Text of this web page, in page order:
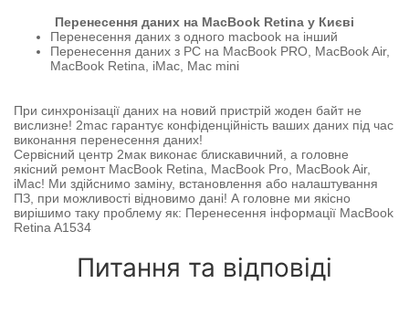
Перенесення даних на MacBook Retina у Києві
Перенесення даних з одного macbook на інший
Перенесення даних з PC на MacBook PRO, MacBook Air,
MacBook Retina, iMac, Mac mini
При синхронізації даних на новий пристрій жоден байт не
вислизне! 2mac гарантує конфіденційність ваших даних під час
виконання перенесення даних!
Сервісний центр 2мак виконає блискавичний, а головне
якісний ремонт MacBook Retina, MacBook Pro, MacBook Air,
iMac! Ми здійснимо заміну, встановлення або налаштування
ПЗ, при можливості відновимо дані! А головне ми якісно
вирішимо таку проблему як: Перенесення інформації MacBook
Retina A1534
Питання та відповіді